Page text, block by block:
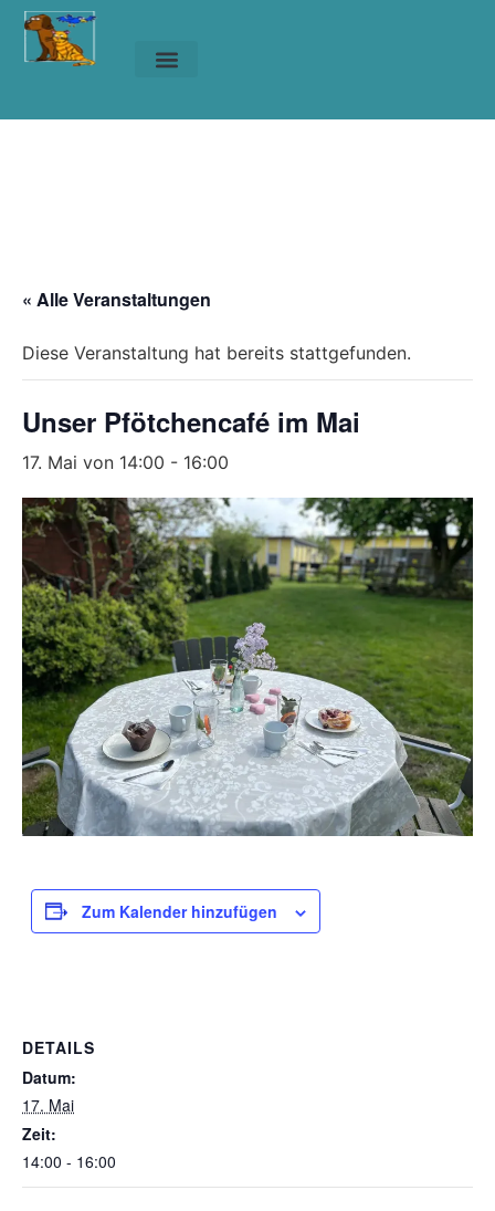
« Alle Veranstaltungen
Diese Veranstaltung hat bereits stattgefunden.
Unser Pfötchencafé im Mai
17. Mai von 14:00 - 16:00
Zum Kalender hinzufügen
DETAILS
Datum:
17. Mai
Zeit:
14:00 - 16:00